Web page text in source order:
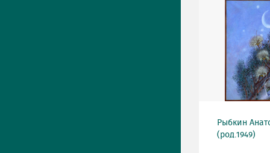
Рыбкин
(род.1949)